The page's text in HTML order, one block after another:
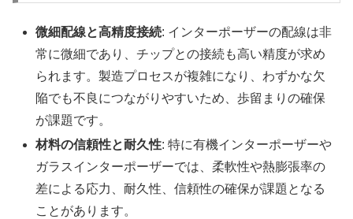
微細配線と高精度接続: インターポーザーの配線は非
常に微細であり、チップとの接続も高い精度が求め
られます。製造プロセスが複雑になり、わずかな欠
陥でも不良につながりやすいため、歩留まりの確保
が課題です。
材料の信頼性と耐久性: 特に有機インターポーザーや
ガラスインターポーザーでは、柔軟性や熱膨張率の
差による応力、耐久性、信頼性の確保が課題となる
ことがあります。